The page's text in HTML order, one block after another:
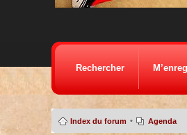
Rechercher
Index du forum • Agenda